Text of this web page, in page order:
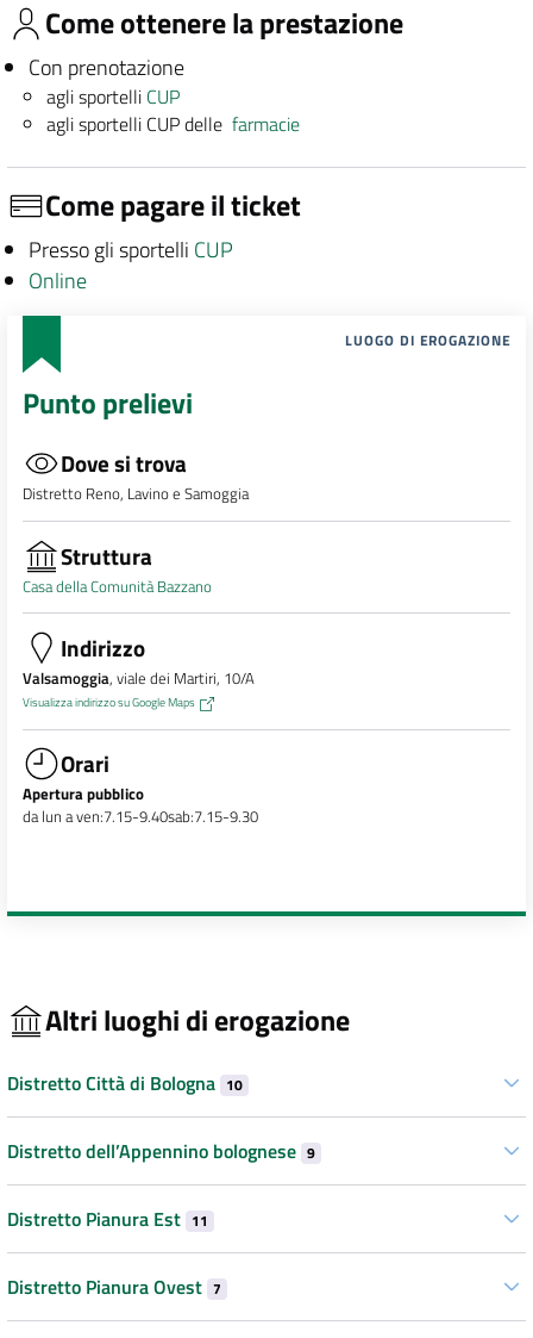
Come ottenere la prestazione
Con prenotazione
agli sportelli CUP
agli sportelli CUP dellefarmacie
Come pagare il ticket
Presso gli sportelli CUP
Online
LUOGO DI EROGAZIONE
Punto prelievi
Dove si trova
Distretto Reno, Lavino e Samoggia
Struttura
Casa della Comunità Bazzano
Indirizzo
Valsamoggia, viale dei Martiri, 10/A
Visualizza indirizzo su Google Maps
Orari
Apertura pubblico
da lun a ven:7.15-9.40sab:7.15-9.30
Altri luoghi di erogazione
Distretto Città di Bologna 10
Distretto dell’Appennino bolognese 9
Distretto Pianura Est 11
Distretto Pianura Ovest 7